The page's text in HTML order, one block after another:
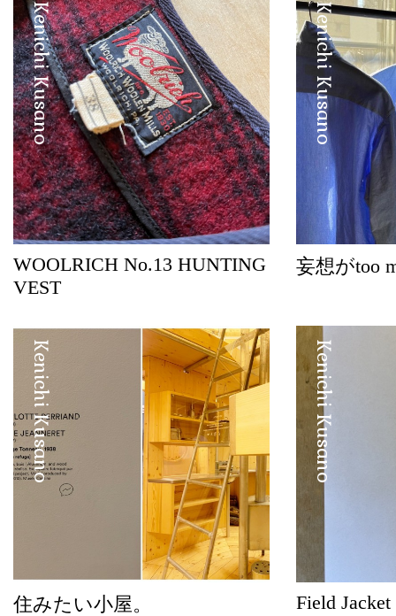
Kenichi Kusano
WOOLRICH No.13 HUNTING
VEST
Kenichi Kusano
妄想がtoo
Kenichi Kusano
住みたい小屋。
Kenichi Kusano
Field Jacket